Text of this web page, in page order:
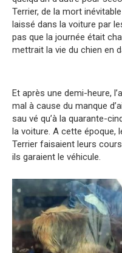
Terrier, de la mort
laissé dans la voiture par
pas que la journée était
mettrait la vie du chien en
Et après une demi-heure,
mal à cause du manque
sau vé qu’à la quarante-
la voiture. A cette époque,
Terrier faisaient leurs
ils garaient le véhicule.